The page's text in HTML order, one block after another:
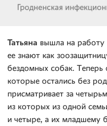
Татьяна вышла на работу
ее знают как
бездомных собак. Теперь
которые остались без
присматривает за
из которых из одной
и четыре, а их младшему